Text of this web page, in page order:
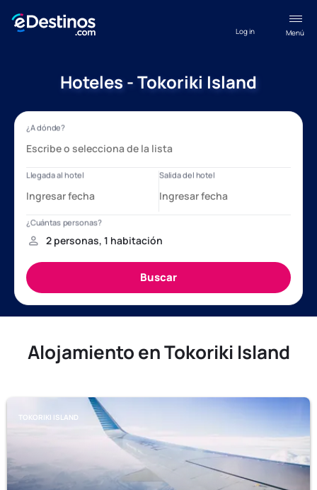
Menú
Log in
Hoteles - Tokoriki Island
Alojamiento en Tokoriki Island
TOKORIKI ISLAND